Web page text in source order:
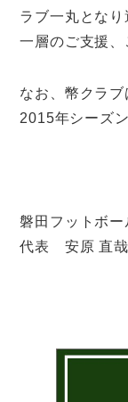
ラブ一丸となり
一層のご支援、
なお、幣クラブ
2015年シーズ
磐田フットボー
代表 安原 直哉